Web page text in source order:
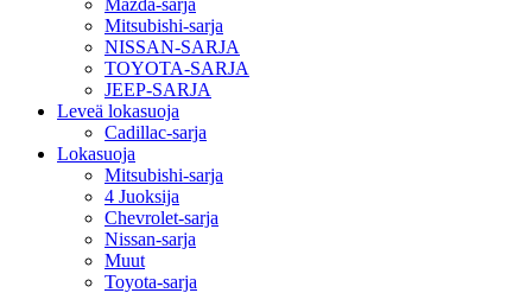
Mitsubishi-sarja
NISSAN-SARJA
TOYOTA-SARJA
JEEP-SARJA
Leveä lokasuoja
Cadillac-sarja
Lokasuoja
Mitsubishi-sarja
4 Juoksija
Chevrolet-sarja
Nissan-sarja
Muut
Toyota-sarja